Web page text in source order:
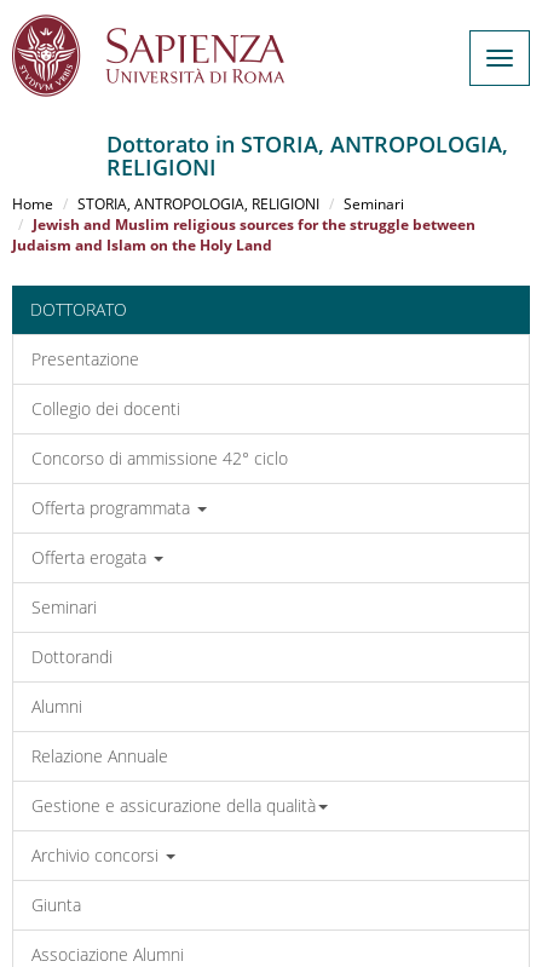
al
contenuto
principale
Dottorato in STORIA, ANTROPOLOGIA,
RELIGIONI
Home STORIA, ANTROPOLOGIA, RELIGIONI
Seminari
Jewish and Muslim religious sources for the struggle between
Judaism and Islam on the Holy Land
DOTTORATO
Presentazione
Collegio dei docenti
Concorso di ammissione 42° ciclo
Offerta programmata
Offerta erogata
Seminari
Dottorandi
Alumni
Relazione Annuale
Gestione e assicurazione della qualità
Archivio concorsi
Giunta
Associazione Alumni